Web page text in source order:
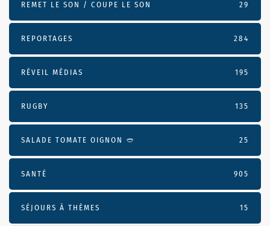
REMET LE SON / COUPE LE SON 29
REPORTAGES 284
RÉVEIL MÉDIAS 195
RUGBY 135
SALADE TOMATE OIGNON 🥙 25
SANTÉ 905
SÉJOURS À THÈMES 15